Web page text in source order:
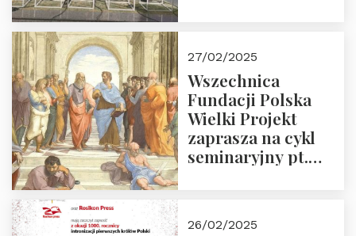
27/02/2025
Wszechnica
Fundacji Polska
Wielki Projekt
zaprasza na cykl
seminaryjny pt.
26/02/2025